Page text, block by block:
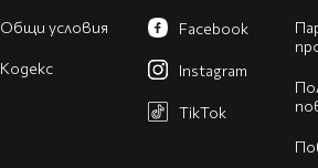
Общи условия
Кодекс
Facebook
Instagram
TikTok